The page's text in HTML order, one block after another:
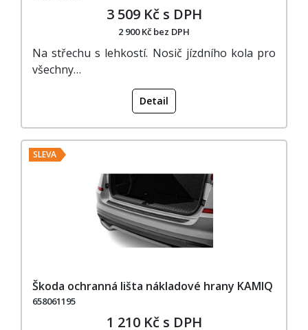
3 509 Kč s DPH
2 900 Kč bez DPH
Na střechu s lehkostí. Nosič jízdního kola pro
všechny…
Detail
SLEVA
Škoda ochranná lišta nákladové hrany KAMIQ
658061195
1 210 Kč s DPH